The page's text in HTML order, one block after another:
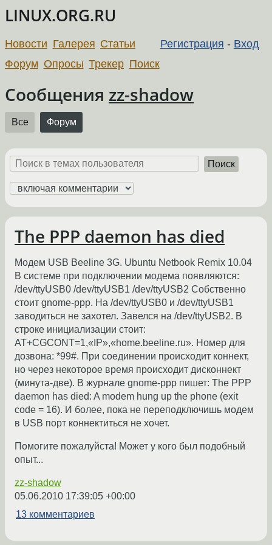
LINUX.ORG.RU
Регистрация - Вход
Новости Галерея Статьи
Форум Опросы Трекер Поиск
Сообщения zz-shadow
Все Форум
Поиск
The PPP daemon has died
Модем USB Beeline 3G. Ubuntu Netbook Remix 10.04
В системе при подключении модема появляются:
/dev/ttyUSB0 /dev/ttyUSB1 /dev/ttyUSB2 Собственно
стоит gnome-ppp. На /dev/ttyUSB0 и /dev/ttyUSB1
заводиться не захотел. Завелся на /dev/ttyUSB2. В
строке инициализации стоит:
AT+CGCONT=1,«IP»,«home.beeline.ru». Номер для
дозвона: *99#. При соединении происходит коннект,
но через некоторое время происходит дисконнект
(минута-две). В журнале gnome-ppp пишет: The PPP
daemon has died: A modem hung up the phone (exit
code = 16). И более, пока не переподключишь модем
в USB порт коннектиться не хочет.
Помогите пожалуйста! Может у кого был подобный
опыт...
zz-shadow
05.06.2010 17:39:05 +00:00
13 комментариев